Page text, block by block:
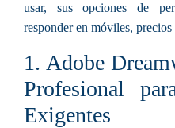
usar, sus opciones de
responder en móviles, precios
1. Adobe
Profesional
Exigentes